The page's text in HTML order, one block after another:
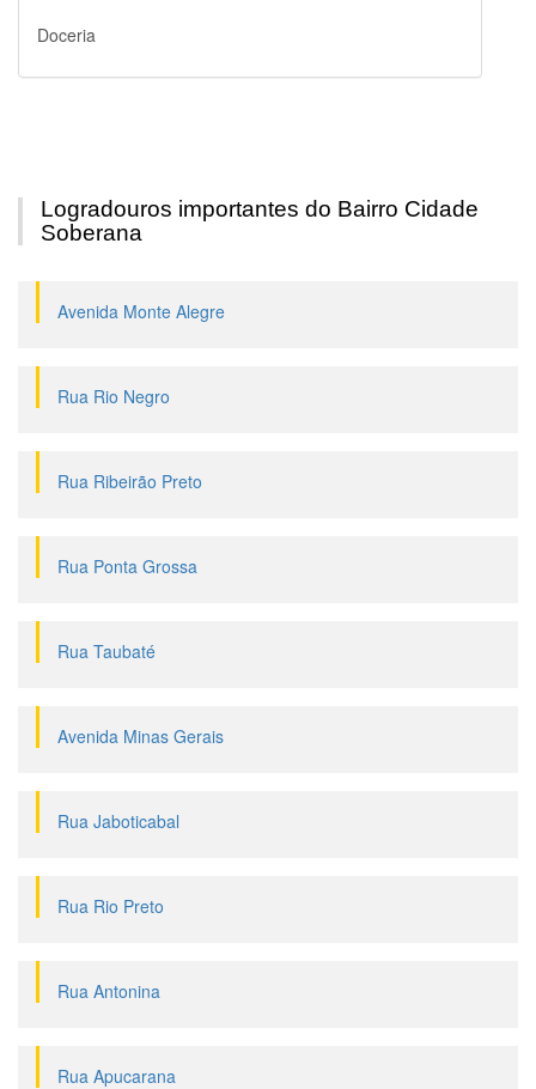
Doceria
Logradouros importantes do Bairro Cidade
Soberana
Avenida Monte Alegre
Rua Rio Negro
Rua Ribeirão Preto
Rua Ponta Grossa
Rua Taubaté
Avenida Minas Gerais
Rua Jaboticabal
Rua Rio Preto
Rua Antonina
Rua Apucarana